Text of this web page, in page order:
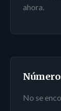
ahora.
No se